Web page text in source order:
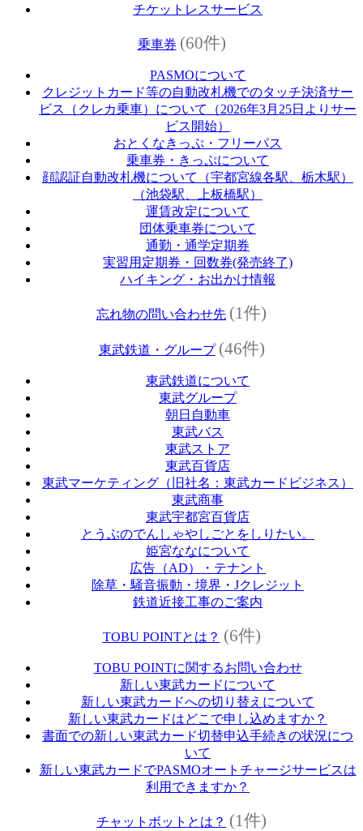
チケットレスサービス
乗車券 (60件)
PASMOについて
クレジットカード等の自動改札機でのタッチ決済サー
ビス（クレカ乗車）について（2026年3月25日よりサー
ビス開始）
おとくなきっぷ・フリーパス
乗車券・きっぷについて
顔認証自動改札機について（宇都宮線各駅、栃木駅）
（池袋駅、上板橋駅）
運賃改定について
団体乗車券について
通勤・通学定期券
実習用定期券・回数券(発売終了)
ハイキング・お出かけ情報
忘れ物の問い合わせ先 (1件)
東武鉄道・グループ (46件)
東武鉄道について
東武グループ
朝日自動車
東武バス
東武ストア
東武百貨店
東武マーケティング（旧社名：東武カードビジネス）
東武商事
東武宇都宮百貨店
とうぶのでんしゃやしごとをしりたい。
姫宮ななについて
広告（AD）・テナント
除草・騒音振動・境界・Jクレジット
鉄道近接工事のご案内
TOBU POINTとは？ (6件)
TOBU POINTに関するお問い合わせ
新しい東武カードについて
新しい東武カードへの切り替えについて
新しい東武カードはどこで申し込めますか？
書面での新しい東武カード切替申込手続きの状況につ
いて
新しい東武カードでPASMOオートチャージサービスは
利用できますか？
チャットボットとは？ (1件)